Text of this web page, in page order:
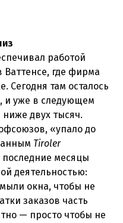
работой
Ваттенсе, где фирма
Сегодня там осталось
и уже в следующем
ниже двух тысяч.
«упало до
Tiroler
месяцы
деятельностью:
окна, чтобы не
заказов часть
— просто чтобы не